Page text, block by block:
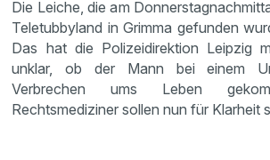
Die Leiche, die am
Teletubbyland in Grimma gefunden
Das hat die Polizeidirektion Leipzig
unklar, ob der Mann bei einem
Verbrechen ums Leben
Rechtsmediziner sollen nun für Klarheit